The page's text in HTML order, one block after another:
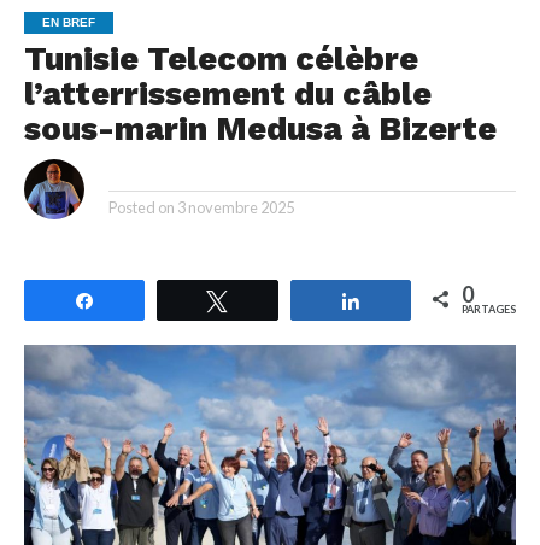
EN BREF
Tunisie Telecom célèbre
l’atterrissement du câble
sous-marin Medusa à Bizerte
Posted on 3 novembre 2025
Partagez 0
PARTAGES